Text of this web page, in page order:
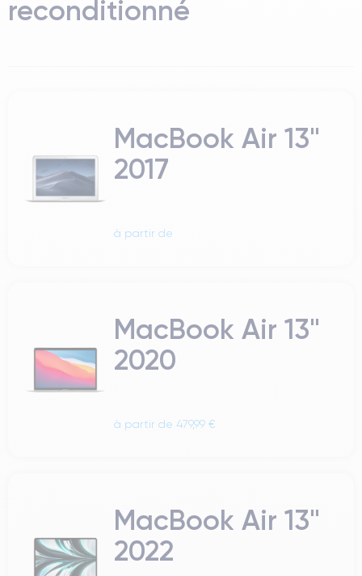
reconditionné
MacBook Air 13"
2017
à partir de
MacBook Air 13"
2020
à partir de 479,99 €
MacBook Air 13"
2022